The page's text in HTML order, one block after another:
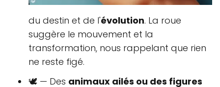
du destin et de l'évolution. La roue
suggère le mouvement et la
transformation, nous rappelant que rien
ne reste figé.
🕊 — Des animaux ailés ou des figures